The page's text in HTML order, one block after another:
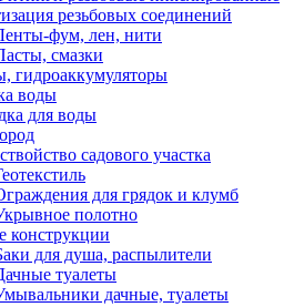
резьбовых соединений
фум, лен, нити
смазки
гидроаккумуляторы
воды
для воды
садового участка
для грядок и клумб
полотно
конструкции
для душа, распылители
туалеты
дачные, туалеты